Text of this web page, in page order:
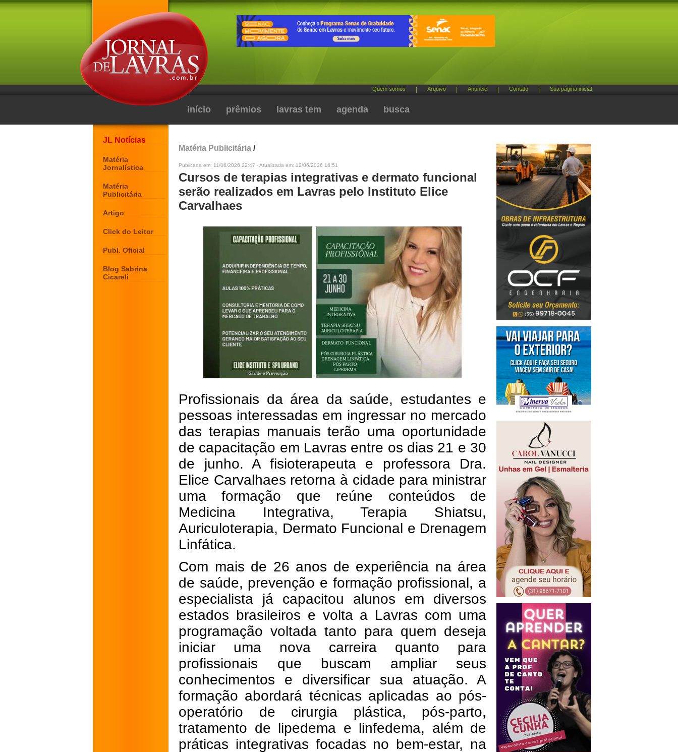
Quem somos Arquivo Anuncie Contato Sua página inicial
início prêmios lavras tem agenda busca
JL Notícias
Matéria
Jornalística
Matéria
Publicitária
Artigo
Click do Leitor
Publ. Oficial
Blog Sabrina
Cicareli
Matéria Publicitária /
Publicada em: 11/06/2026 22:47 - Atualizada em: 12/06/2026 16:51
Cursos de terapias integrativas e dermato funcional
serão realizados em Lavras pelo Instituto Elice
Carvalhaes
Profissionais da área da saúde, estudantes e
pessoas interessadas em ingressar no mercado
das terapias manuais terão uma oportunidade
de capacitação em Lavras entre os dias 21 e 30
de junho. A fisioterapeuta e professora Dra.
Elice Carvalhaes retorna à cidade para ministrar
uma formação que reúne conteúdos de
Medicina Integrativa, Terapia Shiatsu,
Auriculoterapia, Dermato Funcional e Drenagem
Linfática.
Com mais de 26 anos de experiência na área
de saúde, prevenção e formação profissional, a
especialista já capacitou alunos em diversos
estados brasileiros e volta a Lavras com uma
programação voltada tanto para quem deseja
iniciar uma nova carreira quanto para
profissionais que buscam ampliar seus
conhecimentos e diversificar sua atuação. A
formação abordará técnicas aplicadas ao pós-
operatório de cirurgia plástica, pós-parto,
tratamento de lipedema e linfedema, além de
práticas integrativas focadas no bem-estar, na